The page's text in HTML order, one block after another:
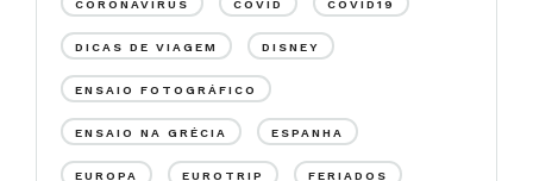
CORONAVIRUS COVID COVID19
DICAS DE VIAGEM DISNEY
ENSAIO FOTOGRÁFICO
ENSAIO NA GRÉCIA ESPANHA
EUROPA EUROTRIP FERIADOS